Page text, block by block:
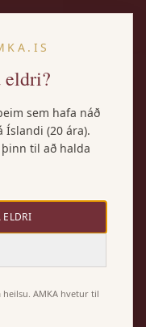
eldri?
sem hafa náð
(20 ára).
til að halda
ELDRI
AMKA hvetur til